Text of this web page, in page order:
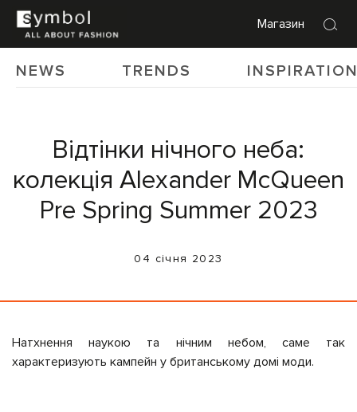
Магазин
NEWS TRENDS
Відтінки нічного неба:
колекція Alexander McQueen
Pre Spring Summer 2023
04 січня 2023
Натхнення наукою та нічним небом, саме так
характеризують кампейн у британському домі моди.